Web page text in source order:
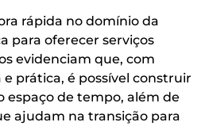
rápida no domínio da
para oferecer serviços
evidenciam que, com
prática, é possível construir
de tempo, além de
ajudam na transição para